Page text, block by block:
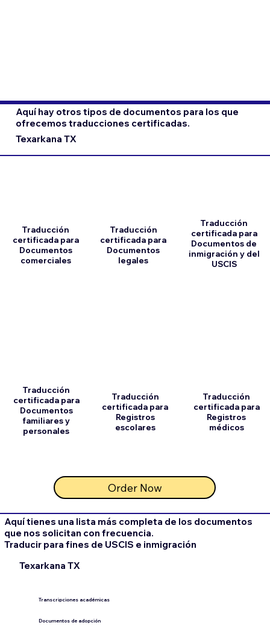
Transcripciones académicas
Documentos de adopción
Aquí hay otros tipos de documentos para los que
ofrecemos traducciones certificadas.
Texarkana TX
Traducción
certificada para
Documentos
comerciales
Traducción
certificada para
Documentos
familiares y
personales
Traducción
certificada para
Documentos
legales
Traducción
certificada para
Registros
escolares
Order Now
Traducción
certificada para
Documentos de
inmigración y del
USCIS
Traducción
certificada para
Registros
médicos
Aquí tienes una lista más completa de los documentos
que nos solicitan con frecuencia.
Traducir para fines de USCIS e inmigración
Texarkana TX